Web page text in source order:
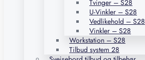
Tvinger – S28
U-Vinkler – S28
Vedlikehold – S28
Vinkler – S28
Workstation – S28
Tilbud system 28